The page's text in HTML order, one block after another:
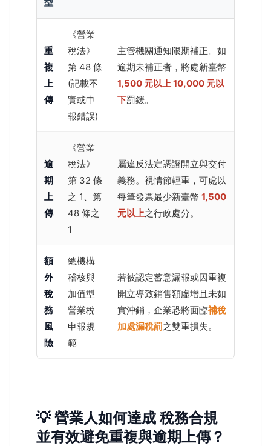
重
複
上
傳
《營業
稅法》
第 48 條
(記載不
實或申
報錯誤)
主管機關通知限期補正。如
逾期未補正者，將處新臺幣
1,500 元以上 10,000 元以
下罰鍰。
逾
期
上
傳
《營業
稅法》
第 32 條
之 1、第
48 條之
1
屬違反法定憑證開立與交付
義務。視情節輕重，可處以
每筆發票最少新臺幣 1,500
元以上之行政處分。
額
外
稅
務
風
險
總機構
稽核與
加值型
營業稅
申報規
範
若被認定蓄意漏報或因重複
開立導致銷售額虛增且未如
實沖銷，企業恐將面臨補稅
加處漏稅罰之雙重損失。
💡 營業人如何達成 稅務合規
並有效避免重複與逾期上傳？